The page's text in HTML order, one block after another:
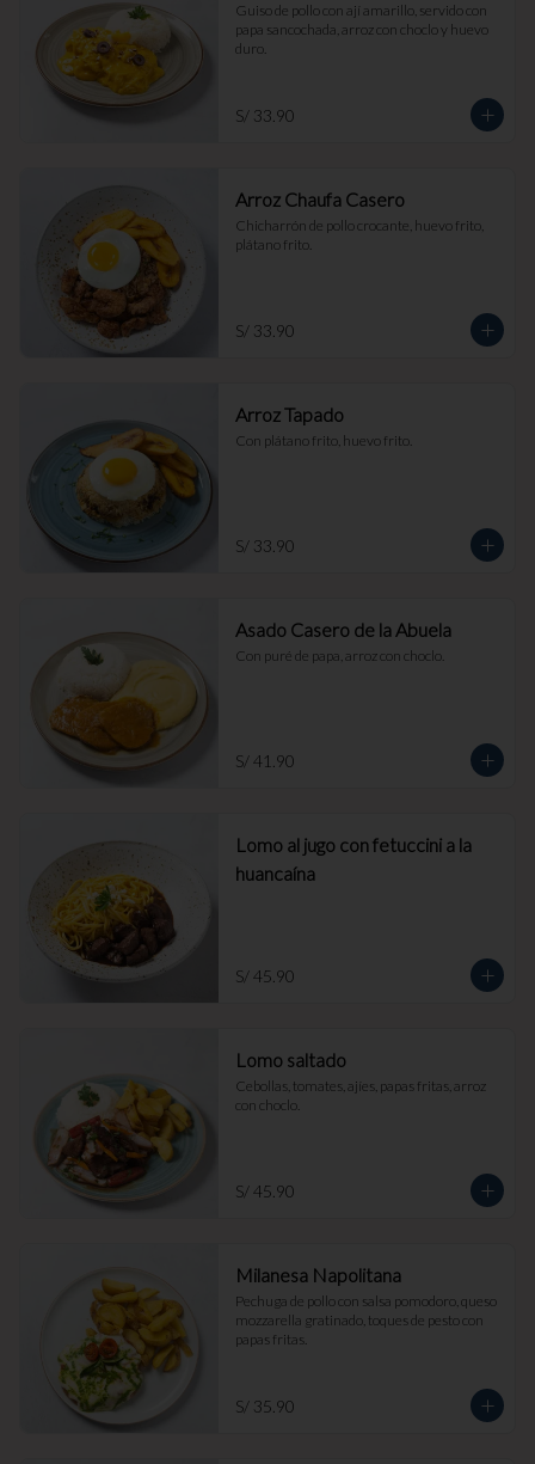
Guiso de pollo con ají amarillo, servido con
papa sancochada, arroz con choclo y huevo
duro.
S/ 33.90
Arroz Chaufa Casero
Chicharrón de pollo crocante, huevo frito,
plátano frito.
S/ 33.90
Arroz Tapado
Con plátano frito, huevo frito.
S/ 33.90
Asado Casero de la Abuela
Con puré de papa, arroz con choclo.
S/ 41.90
Lomo al jugo con fetuccini a la
huancaína
S/ 45.90
Lomo saltado
Cebollas, tomates, ajíes, papas fritas, arroz
con choclo.
S/ 45.90
Milanesa Napolitana
Pechuga de pollo con salsa pomodoro, queso
mozzarella gratinado, toques de pesto con
papas fritas.
S/ 35.90